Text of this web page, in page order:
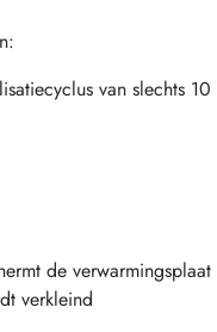
van slechts
de
verkleind